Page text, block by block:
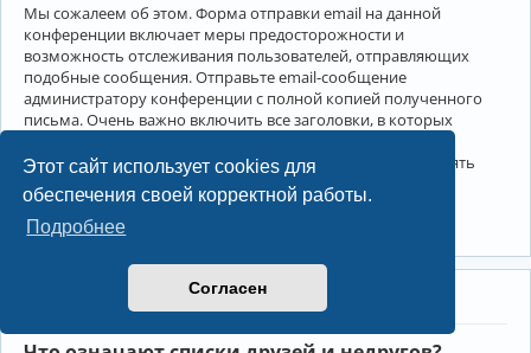
Этот сайт использует cookies для
обеспечения своей корректной работы.
Подробнее
Согласен
Мы сожалеем об этом. Форма отправки email на данной
конференции включает меры предосторожности и
возможность отслеживания пользователей, отправляющих
подобные сообщения. Отправьте email-сообщение
администратору конференции с полной копией полученного
письма. Очень важно включить все заголовки, в которых
Администратор конференции сможет в этом случае принять
меры.
Друзья и недруги